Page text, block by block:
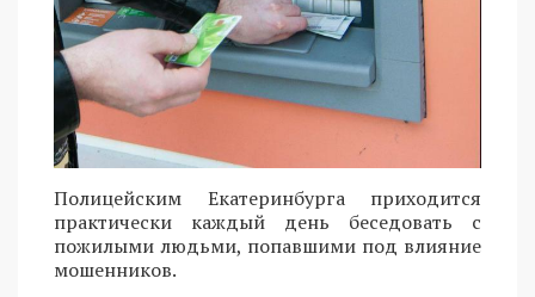
Полицейским Екатеринбурга приходится
практически каждый день беседовать с
пожилыми людьми, попавшими под влияние
мошенников.